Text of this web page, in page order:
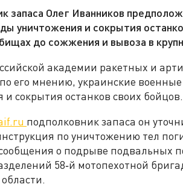
запаса Олег Иванников
уничтожения и сокрытия
до сожжения и вывоза в
академии ракетных и
его мнению, украинские
сокрытия останков своих бойцов.
подполковник запаса он
по уничтожению тел
о подрыве подвальных
58‑й мотопехотной